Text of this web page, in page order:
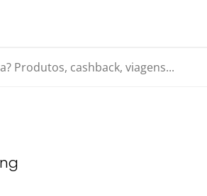
cashback, viagens...